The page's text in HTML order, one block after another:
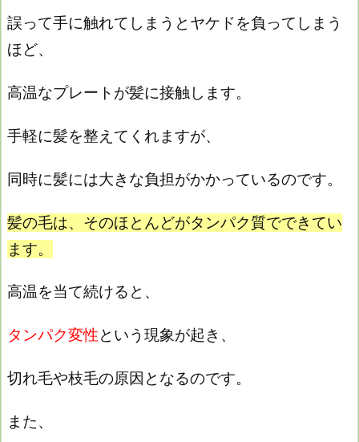
誤って手に触れてしまうとヤケドを負ってしまう
ほど、
高温なプレートが髪に接触します。
手軽に髪を整えてくれますが、
同時に髪には大きな負担がかかっているのです。
髪の毛は、そのほとんどがタンパク質でできてい
ます。
高温を当て続けると、
タンパク変性という現象が起き、
切れ毛や枝毛の原因となるのです。
また、